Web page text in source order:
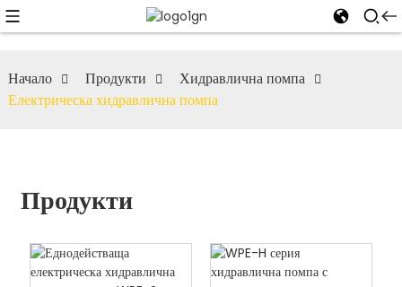
Начало Продукти
Хидравлична помпа
Електрическа хидравлична помпа
Продукти